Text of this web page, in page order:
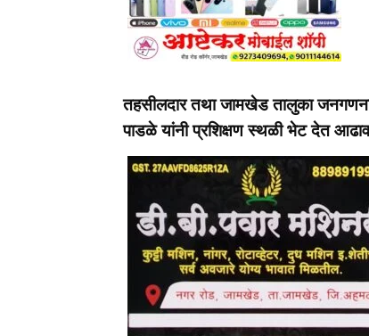
तहसीलदार तथा जामखेड तालुका जनगणना
पाडळे यांनी प्रशिक्षण स्थळी भेट देत